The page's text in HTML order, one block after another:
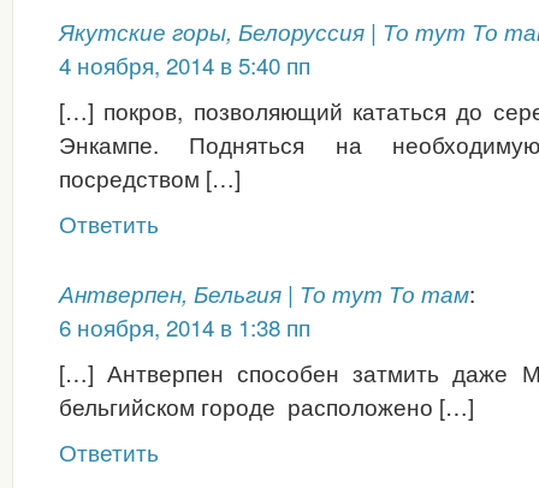
Якутские горы, Белоруссия | То тут То
4 ноября, 2014 в 5:40 пп
[…] покров, позволяющий кататься до
Энкампе. Подняться на
посредством […]
Ответить
Антверпен, Бельгия | То тут То там:
6 ноября, 2014 в 1:38 пп
[…] Антверпен способен затмить даже
бельгийском городе расположено […]
Ответить